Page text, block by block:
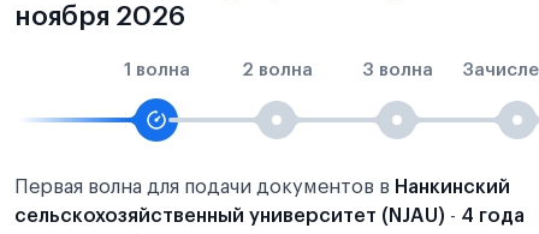
ноября 2026
1 волна 2 волна 3 волна
Первая волна для подачи документов в Нанкинский
сельскохозяйственный университет (NJAU) - 4 года